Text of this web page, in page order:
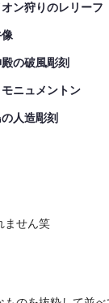
ン狩りのレリーフ
の破風彫刻
ニュメントン
人造彫刻
ません笑